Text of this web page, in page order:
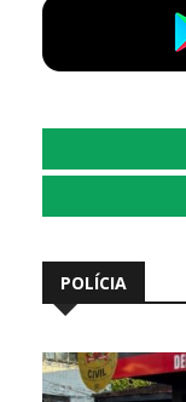
POLÍCIA